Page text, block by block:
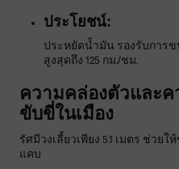
ประโยชน์:
ประหยัดน้ำมัน รองรับการข
สูงสุดถึง 125 กม./ชม.
ความคล่องตัวและค
ขับขี่ในเมือง
รัศมีวงเลี้ยวเพียง 5.1 เมตร ช่วย
แคบ